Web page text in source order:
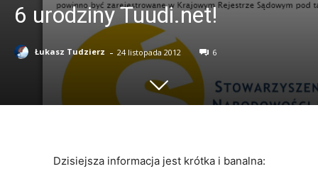
6 urodziny Tuudi.net!
Łukasz Tudzierz - 24 listopada 2012 6
Dzisiejsza informacja jest krótka i banalna: